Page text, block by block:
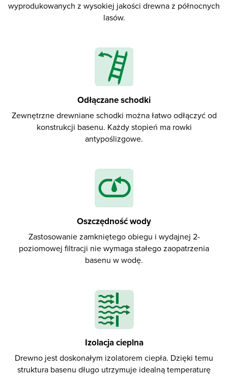
wyprodukowanych z wysokiej jakości drewna z północnych
lasów.
Odłączane schodki
Zewnętrzne drewniane schodki można łatwo odłączyć od
konstrukcji basenu. Każdy stopień ma rowki
antypoślizgowe.
Oszczędność wody
Zastosowanie zamkniętego obiegu i wydajnej 2-
poziomowej filtracji nie wymaga stałego zaopatrzenia
basenu w wodę.
Izolacja cieplna
Drewno jest doskonałym izolatorem ciepła. Dzięki temu
struktura basenu długo utrzymuje idealną temperaturę